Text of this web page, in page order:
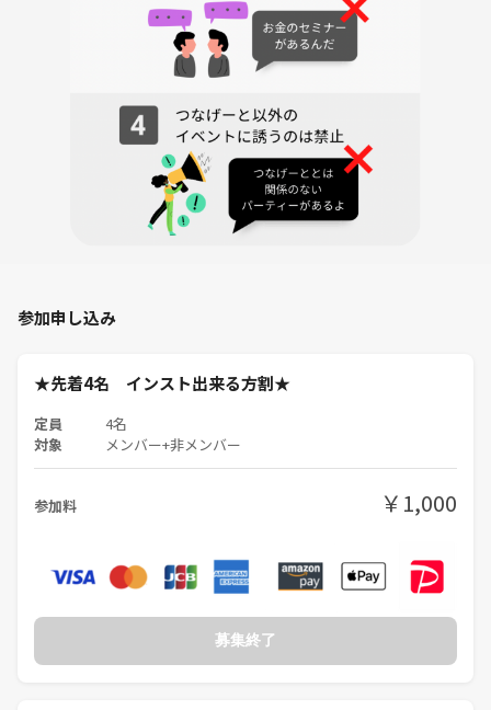
★当サークル既存参加者チケット割★
1000円➕つなげーと参加費500円
★インスタラクター割★
500円➕つなげーと参加費用
※インストできる方が不足しています
先着4名でインストとボドゲ持参
30分以内のゲームを
キャンセルポリシーは
・スマホアプリ 雀魂(充電器要)
・操り人形
参加申し込み
★先着4名 インスト出来る方割★
定員 4名
対象 メンバー+非メンバー
参加料 ￥1,000
募集終了